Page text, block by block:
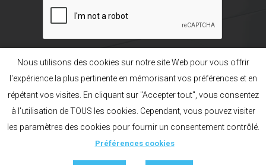
Nos gammes
La marque POL’HOP
Préférences cookies
Mentions légales
Plan du site
Création acti
Français English Русский
Nous utilisons des cookies sur notre site Web pour vous offrir
l'expérience la plus pertinente en mémorisant vos préférences et en
répétant vos visites. En cliquant sur "Accepter tout", vous consentez
à l'utilisation de TOUS les cookies. Cependant, vous pouvez visiter
les paramètres des cookies pour fournir un consentement contrôlé.
Préférences cookies